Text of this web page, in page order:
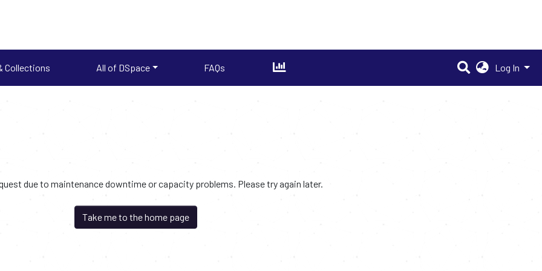
Collections All of DSpace FAQs Log In
due to maintenance downtime or capacity problems. Please try again later.
Take me to the home page